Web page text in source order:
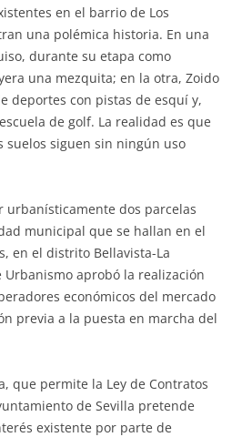
en el barrio de Los
una polémica historia. En una
durante su etapa como
una mezquita; en la otra, Zoido
deportes con pistas de esquí y,
de golf. La realidad es que
suelos siguen sin ningún uso
urbanísticamente dos parcelas
municipal que se hallan en el
en el distrito Bellavista-La
Urbanismo aprobó la realización
económicos del mercado
previa a la puesta en marcha del
que permite la Ley de Contratos
de Sevilla pretende
existente por parte de